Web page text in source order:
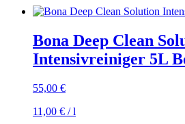
Bona Deep Clean
Intensivreiniger 5L
55,00 €
11,00 € /l